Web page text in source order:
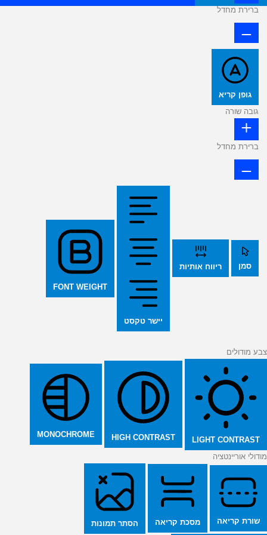
ברירת מחדל
גופן קריא
גובה שורה
ברירת מחדל
סמן ריווח אותיות
יישר טקסט
FONT WEIGHT
צבע מודולים
LIGHT CONTRAST
HIGH CONTRAST
MONOCHROME
מודולי אוריינטציה
שורת קריאה מסכת קריאה הסתר תמונות